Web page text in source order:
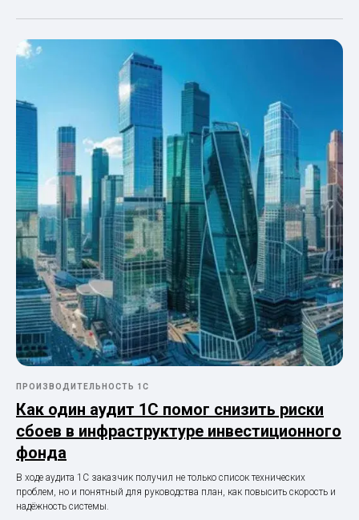
ПРОИЗВОДИТЕЛЬНОСТЬ 1С
Как один аудит 1С помог снизить риски
сбоев в инфраструктуре инвестиционного
фонда
В ходе аудита 1С заказчик получил не только список технических
проблем, но и понятный для руководства план, как повысить скорость и
надёжность системы.